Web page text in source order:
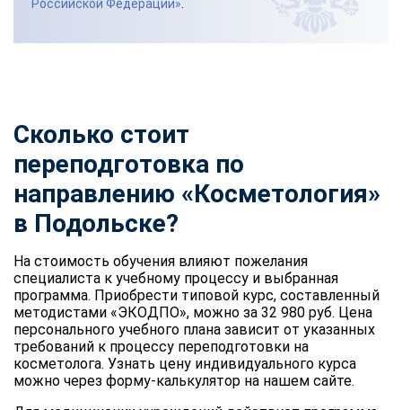
Российской Федерации»
Сколько стоит
переподготовка по
направлению «Косметология»
в Подольске?
На стоимость обучения влияют пожелания
специалиста к учебному процессу и выбранная
программа. Приобрести типовой курс, составленный
методистами «ЭКОДПО», можно за 32 980 руб. Цена
персонального учебного плана зависит от указанных
требований к процессу переподготовки на
косметолога. Узнать цену индивидуального курса
можно через форму-калькулятор на нашем сайте.